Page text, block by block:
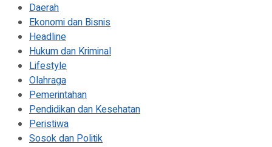
Daerah
Ekonomi dan Bisnis
Headline
Hukum dan Kriminal
Lifestyle
Olahraga
Pemerintahan
Pendidikan dan Kesehatan
Peristiwa
Sosok dan Politik